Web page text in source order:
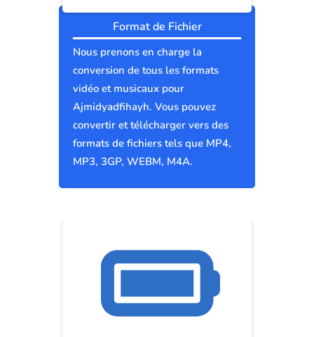
Format de Fichier
Nous prenons en charge la
conversion de tous les formats
vidéo et musicaux pour
Ajmidyadfihayh. Vous pouvez
convertir et télécharger vers des
formats de fichiers tels que MP4,
MP3, 3GP, WEBM, M4A.